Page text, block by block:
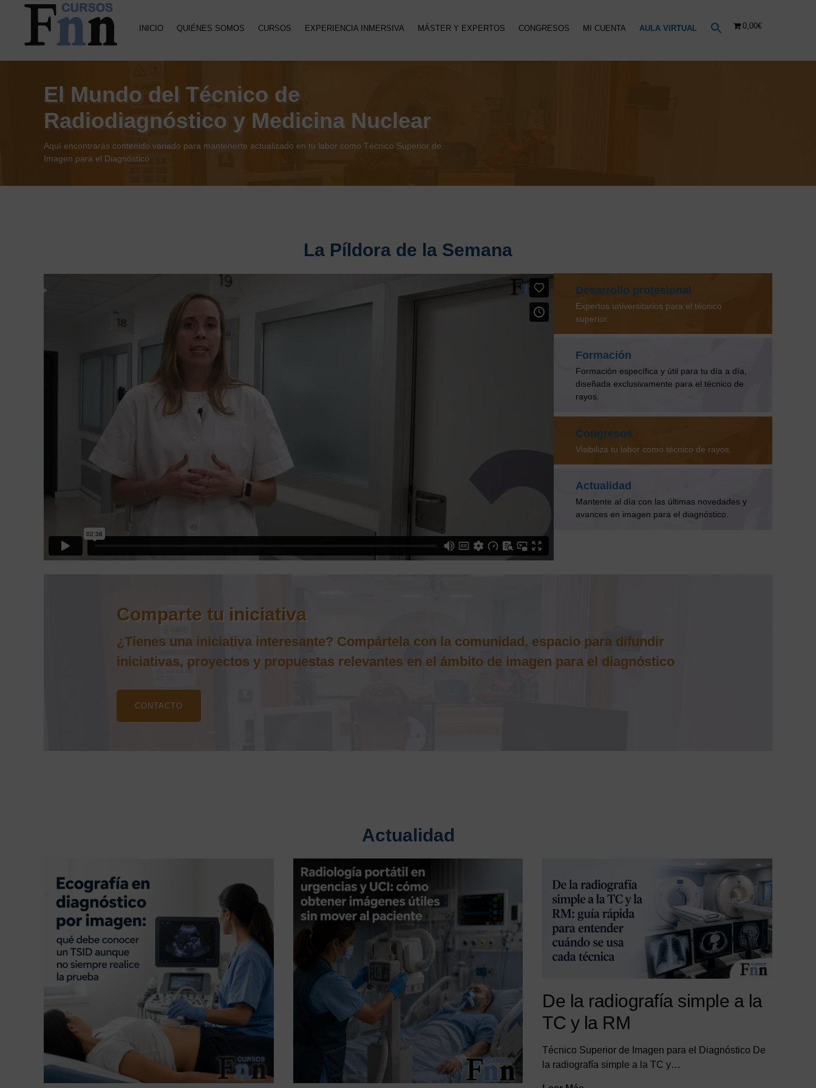
Saltar
Saltar
cursos
online
INICIO QUIÉNES SOMOS CURSOS EXPERIENCIA INMERSIVA MÁSTER Y EXPERTOS CONGRESOS MI CUENTA AULA VIRTUAL 0,00€
El Mundo del Técnico de
Radiodiagnóstico y Medicina Nuclear
Aquí encontrarás contenido variado para mantenerte actualizado en tu labor como Técnico Superior de
Imagen para el Diagnóstico
La Píldora de la Semana
Desarrollo profesional
Expertos universitarios para el técnico
superior.
Formación
Formación específica y útil para tu día a día,
diseñada exclusivamente para el técnico de
rayos.
Congresos
Visibiliza tu labor como técnico de rayos.
Actualidad
Mantente al día con las últimas novedades y
avances en imagen para el diagnóstico.
Comparte tu iniciativa
¿Tienes una iniciativa interesante? Compártela con la comunidad. espacio para difundir
iniciativas, proyectos y propuestas relevantes en el ámbito de imagen para el diagnóstico
CONTACTO
Actualidad
De la radiografía simple a la
TC y la RM
Técnico Superior de Imagen para el Diagnóstico De
la radiografía simple a la TC y…